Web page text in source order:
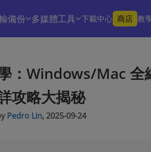
備份 多媒體工具 下載中心 商店 教
：Windows/Mac 全
攻略大揭秘
Pedro Lin, 2025-09-24